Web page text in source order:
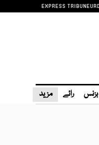
EXPRESS TRIBUNE
بزنس رائے مزید